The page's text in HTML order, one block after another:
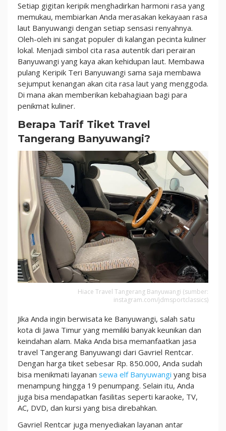
Setiap gigitan keripik menghadirkan harmoni rasa yang
memukau, membiarkan Anda merasakan kekayaan rasa
laut Banyuwangi dengan setiap sensasi renyahnya.
Oleh-oleh ini sangat populer di kalangan pecinta kuliner
lokal. Menjadi simbol cita rasa autentik dari perairan
Banyuwangi yang kaya akan kehidupan laut. Membawa
pulang Keripik Teri Banyuwangi sama saja membawa
sejumput kenangan akan cita rasa laut yang menggoda.
Di mana akan memberikan kebahagiaan bagi para
penikmat kuliner.
Berapa Tarif Tiket Travel
Tangerang Banyuwangi?
Hiace Travel Tangerang Banyuwangi (sumber:
instagram.com/jdmsportclassics)
Jika Anda ingin berwisata ke Banyuwangi, salah satu
kota di Jawa Timur yang memiliki banyak keunikan dan
keindahan alam. Maka Anda bisa memanfaatkan jasa
travel Tangerang Banyuwangi dari Gavriel Rentcar.
Dengan harga tiket sebesar Rp. 850.000, Anda sudah
bisa menikmati layanan sewa elf Banyuwangi yang bisa
menampung hingga 19 penumpang. Selain itu, Anda
juga bisa mendapatkan fasilitas seperti karaoke, TV,
AC, DVD, dan kursi yang bisa direbahkan.
Gavriel Rentcar juga menyediakan layanan antar